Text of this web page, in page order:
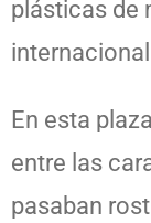
plásticas de
En esta
entre las
pasaban